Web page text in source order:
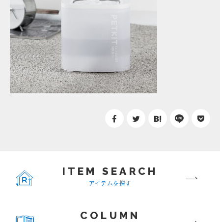
ITEM SEARCH
アイテムを探す
COLUMN